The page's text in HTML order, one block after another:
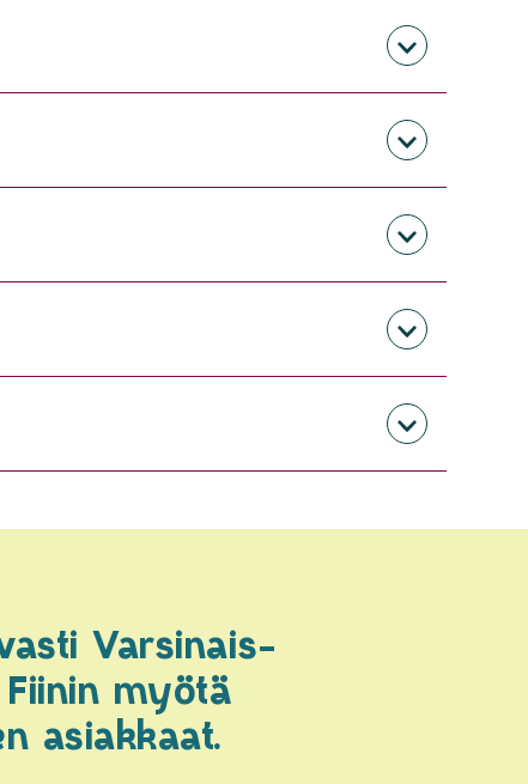
Varsinais-
myötä
asiakkaat.